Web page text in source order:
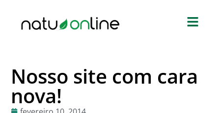
Nosso site com cara
nova!